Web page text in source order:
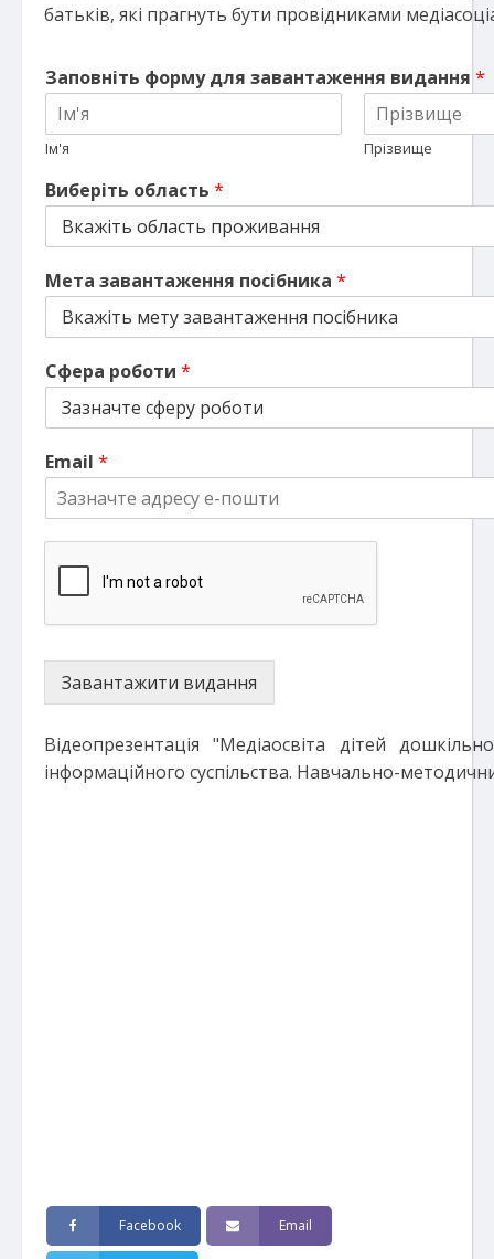
батьків, які прагнуть бути провідниками
Заповніть форму для завантаження видання *
Ім'я Прізвище
Виберіть область *
Мета завантаження посібника *
Сфера роботи *
Email *
Завантажити видання
Відеопрезентація "Медіаосвіта дітей
інформаційного суспільства. Навчально-
Facebook Email